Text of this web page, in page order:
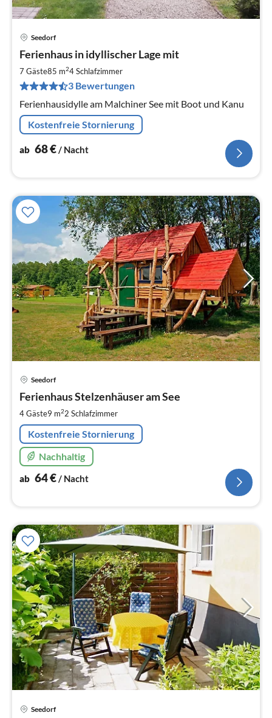
Seedorf
Ferienhaus in idyllischer Lage mit
7 Gäste85 m24Schlafzimmer
3 Bewertungen
Ferienhausidylle am Malchiner See mit Boot und Kanu
Kostenfreie Stornierung
ab 68€/ Nacht
Seedorf
Ferienhaus Stelzenhäuser am See
4 Gäste9 m22 Schlafzimmer
Kostenfreie Stornierung
Nachhaltig
ab 64€/ Nacht
Seedorf